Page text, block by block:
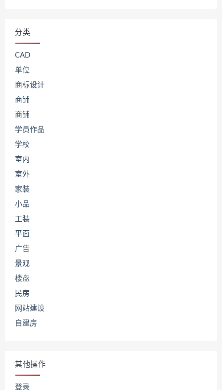
分类
CAD
单位
商标设计
商铺
商铺
学员作品
学校
室内
室外
家装
小品
工装
平面
广告
景观
楼盘
民房
网站建设
自建房
其他操作
登录